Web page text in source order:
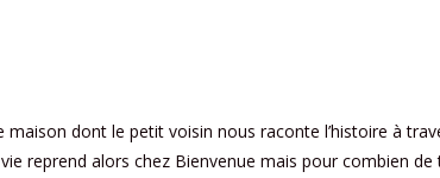
dont le petit voisin nous raconte l’histoire à
reprend alors chez Bienvenue mais pour combien